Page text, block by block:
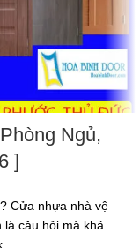
Ngủ,
]
Cửa nhựa nhà vệ
là câu hỏi mà khá